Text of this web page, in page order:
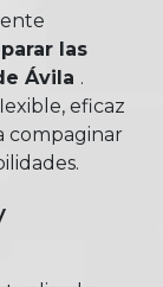
las
Ávila .
eficaz
compaginar